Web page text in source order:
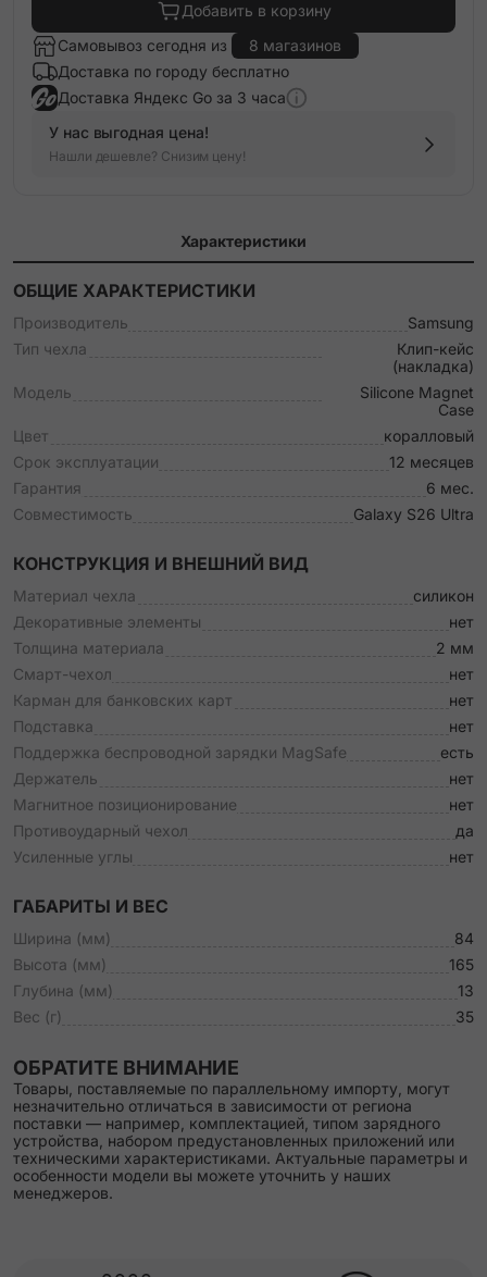
Добавить в корзину
Самовывоз сегодня из
8 магазинов
Доставка по городу бесплатно
Доставка Яндекс Go за 3 часа
У нас выгодная цена!
Нашли дешевле? Снизим цену!
Характеристики
ОБЩИЕ ХАРАКТЕРИСТИКИ
Производитель
Samsung
Тип чехла
Клип-кейс
(накладка)
Модель
Silicone Magnet
Case
Цвет
коралловый
Срок эксплуатации
12 месяцев
Гарантия
6 мес.
Совместимость
Galaxy S26 Ultra
КОНСТРУКЦИЯ И ВНЕШНИЙ ВИД
Материал чехла
силикон
Декоративные элементы
нет
Толщина материала
2 мм
Смарт-чехол
нет
Карман для банковских карт
нет
Подставка
нет
Поддержка беспроводной зарядки MagSafe
есть
Держатель
нет
Магнитное позиционирование
нет
Противоударный чехол
да
Усиленные углы
нет
ГАБАРИТЫ И ВЕС
Ширина (мм)
84
Высота (мм)
165
Глубина (мм)
13
Вес (г)
35
ОБРАТИТЕ ВНИМАНИЕ
Товары, поставляемые по параллельному импорту, могут
незначительно отличаться в зависимости от региона
поставки — например, комплектацией, типом зарядного
устройства, набором предустановленных приложений или
техническими характеристиками. Актуальные параметры и
особенности модели вы можете уточнить у наших
менеджеров.